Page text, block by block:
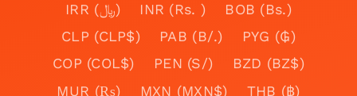
IRR (﷼)
INR (Rs. )
BOB (Bs.)
CLP (CLP$)
PAB (B/.)
PYG (₲)
COP (COL$)
PEN (S/)
BZD (BZ$)
MUR (₨)
MXN (MXN$)
THB (฿)